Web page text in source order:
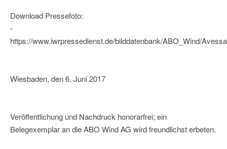
Download Pressefoto:
-
https://www.iwrpressedienst.de/bilddatenbank/ABO_Wind/
Wiesbaden, den 6. Juni 2017
Veröffentlichung und Nachdruck honorarfrei; ein
Belegexemplar an die ABO Wind AG wird freundlichst erbeten.